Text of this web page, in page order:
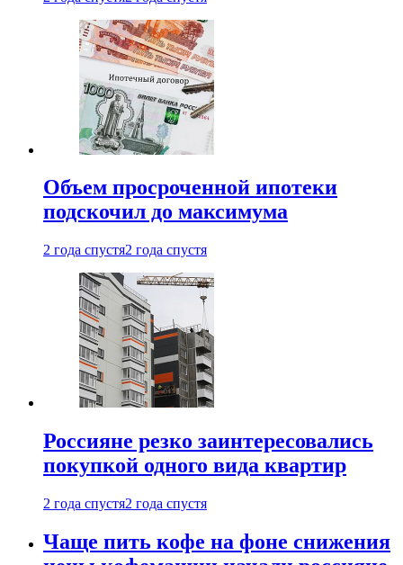
Объем просроченной ипотеки
подскочил до максимума
2 года спустя2 года спустя
Россияне резко заинтересовались
покупкой одного вида квартир
2 года спустя2 года спустя
Чаще пить кофе на фоне снижения